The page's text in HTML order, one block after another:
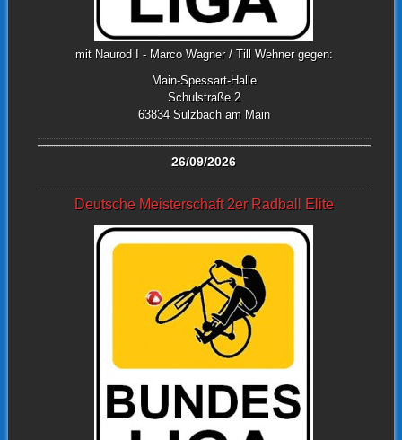
mit Naurod I - Marco Wagner / Till Wehner gegen:
Main-Spessart-Halle
Schulstraße 2
63834 Sulzbach am Main
26/09/2026
Deutsche Meisterschaft 2er Radball Elite